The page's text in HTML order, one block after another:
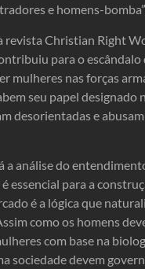
e homens-bomba”.
revista Christian Right
para o escândalo
mulheres nas forças
seu papel designado
desorientadas e
a análise do
essencial para a
é a lógica que
como os homens
com base na
sociedade devem